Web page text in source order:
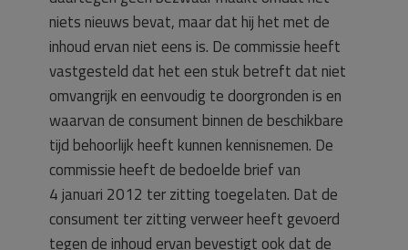
niets nieuws bevat, maar dat hij het met de
inhoud ervan niet eens is. De commissie heeft
vastgesteld dat het een stuk betreft dat niet
omvangrijk en eenvoudig te doorgronden is en
waarvan de consument binnen de beschikbare
tijd behoorlijk heeft kunnen kennisnemen. De
commissie heeft de bedoelde brief van
4 januari 2012 ter zitting toegelaten. Dat de
consument ter zitting verweer heeft gevoerd
tegen de inhoud ervan bevestigt ook dat de